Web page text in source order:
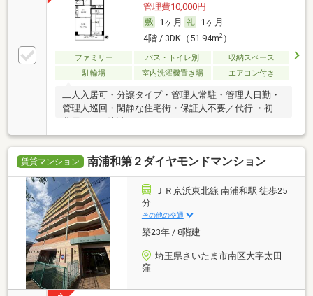
管理費10,000円
1ヶ月
1ヶ月
4階 / 3DK（51.94m2）
ファミリー バス・トイレ別
収納スペース
駐輪場
室内洗濯機置き場 エアコン付き
二人入居可・分譲タイプ・管理人常駐・管理人日勤・
管理人巡回・閑静な住宅街・保証人不要／代行 ・初期
賃貸マンション 南浦和第２ダイヤモンドマンション
ＪＲ京浜東北線 南浦和駅 徒歩25
分
その他の交通
築23年 / 8階建
埼玉県さいたま市南区大字太田
窪